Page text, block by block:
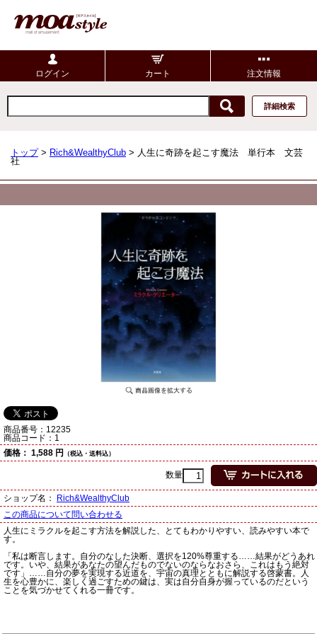
ログイン カート 注文情報
詳細検索
トップ> Rich&WealthyClub > 人生に奇跡を起こす魔法 単行本 文芸
社
商品番号： 12235
商品コード： 1
価格： 1,588 円 （税込・送料込）
数量
ショップ名：
Rich&WealthyClub
この商品について問い合わせる
人生にミラクルを起こす方法を解説した、とてもわかりやすい、読みやすい本で
す。
「私は断言します。自分のなした決断、選択を120%尊重する……結果がどうあれ
です。いや、結果があなたの望んだものでないのならなおさら、これはもう絶対
です」……自分の夢を実現する近道を、宇宙の真理とともに解説する啓蒙書。人
生を心豊かに、楽しく過ごすための鍵は、実は自分自身が握っているのだという
ことを気づかせてくれる一冊です。